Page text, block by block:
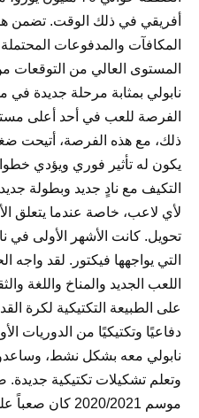
أفريقي في ذلك الوقت. تضمن
المكافآت والمدفوعات
المستوى العالي من التوقعات
نابولي بمثابة مرحلة جديدة في
الفرصة للعب في أحد أعلى
ذلك، مع هذه الفرصة، أتيحت
يكون له تأثير فوري ويؤدي
التكيف مع نادٍ جديد وبطولة
لأي لاعب، خاصة عندما يتعلق
تحويل. كانت الأشهر الأولى في
التي يواجهها فيكتور. لقد
اللعب الجديد والمناخ واللغة
على الطبيعة التكتيكية لكرة
دفاعيًا وتكتيكيًا من الدوريات
نابولي معه بشكل نشط،
وتعلم تشكيلات تكتيكية
موسم 2020/2021